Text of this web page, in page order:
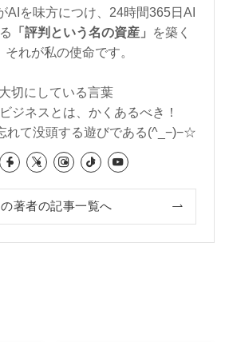
AIを味方につけ、24時間365日AI
「評判という名の資産」
を築く
それが私の使命です。
切にしている言葉
ジネスとは、かくあるべき！
れて没頭する遊びである(^_−)−☆
の著者の記事一覧へ